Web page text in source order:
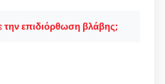
επιδιόρθωση βλάβης;